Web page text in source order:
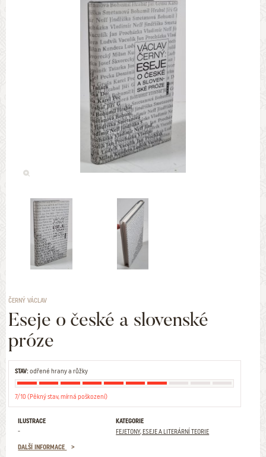
ČERNÝ VÁCLAV
Eseje o české a slovenské
próze
STAV:odřené hrany a růžky
7/10 (Pěkný stav, mírná poškození)
ILUSTRACE
-
KATEGORIE
FEJETONY, ESEJE A LITERÁRNÍ TEORIE
DALŠÍ INFORMACE